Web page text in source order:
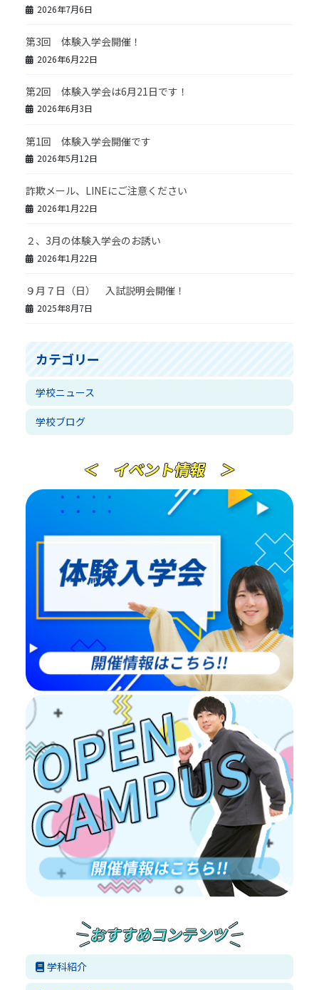
2026年7月6日
第3回 体験入学会開催！
2026年6月22日
第2回 体験入学会は6月21日です！
2026年6月3日
第1回 体験入学会開催です
2026年5月12日
詐欺メール、LINEにご注意ください
2026年1月22日
２、3月の体験入学会のお誘い
2026年1月22日
９月７日（日） 入試説明会開催！
2025年8月7日
カテゴリー
学校ニュース
学校ブログ
学科紹介